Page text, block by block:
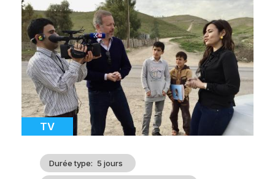
Image
d'illustration
Catégorie
TV
Durée type 5 jours